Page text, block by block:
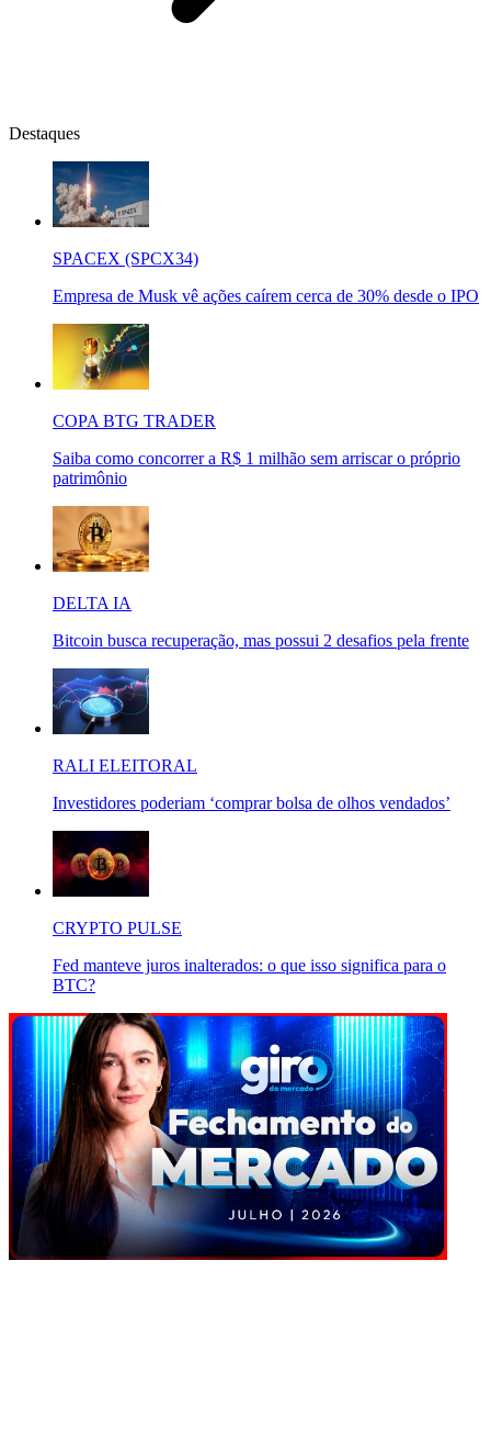
Destaques
SPACEX (SPCX34)
Empresa de Musk vê ações caírem cerca de 30% desde o IPO
COPA BTG TRADER
Saiba como concorrer a R$ 1 milhão sem arriscar o próprio
patrimônio
DELTA IA
Bitcoin busca recuperação, mas possui 2 desafios pela frente
RALI ELEITORAL
Investidores poderiam ‘comprar bolsa de olhos vendados’
CRYPTO PULSE
Fed manteve juros inalterados: o que isso significa para o
BTC?